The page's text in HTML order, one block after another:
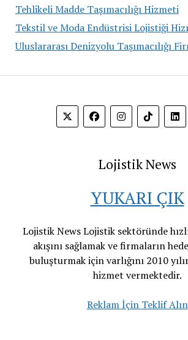
Tehlikeli Madde Taşımacılığı Hizmeti
Tekstil ve Moda Endüstrisi Lojistiği
Uluslararası Denizyolu Taşımacılığı
Lojistik News
YUKARI ÇIK
Lojistik News Lojistik sektöründe
akışını sağlamak ve firmaların
buluşturmak için varlığını 2010
hizmet vermektedir.
Reklam İçin Teklif Alın